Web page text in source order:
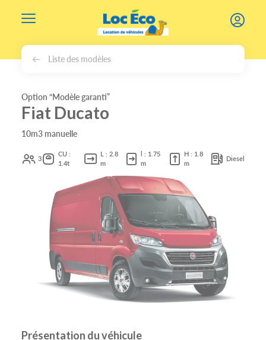
Liste des modèles
Option “Modèle garanti”
Fiat Ducato
10m3 manuelle
3
CU :
1.4t
L : 2.8
m
l : 1.75
m
H : 1.8
m
Diesel
Présentation du véhicule